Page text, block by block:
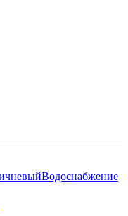
Водоснабжение